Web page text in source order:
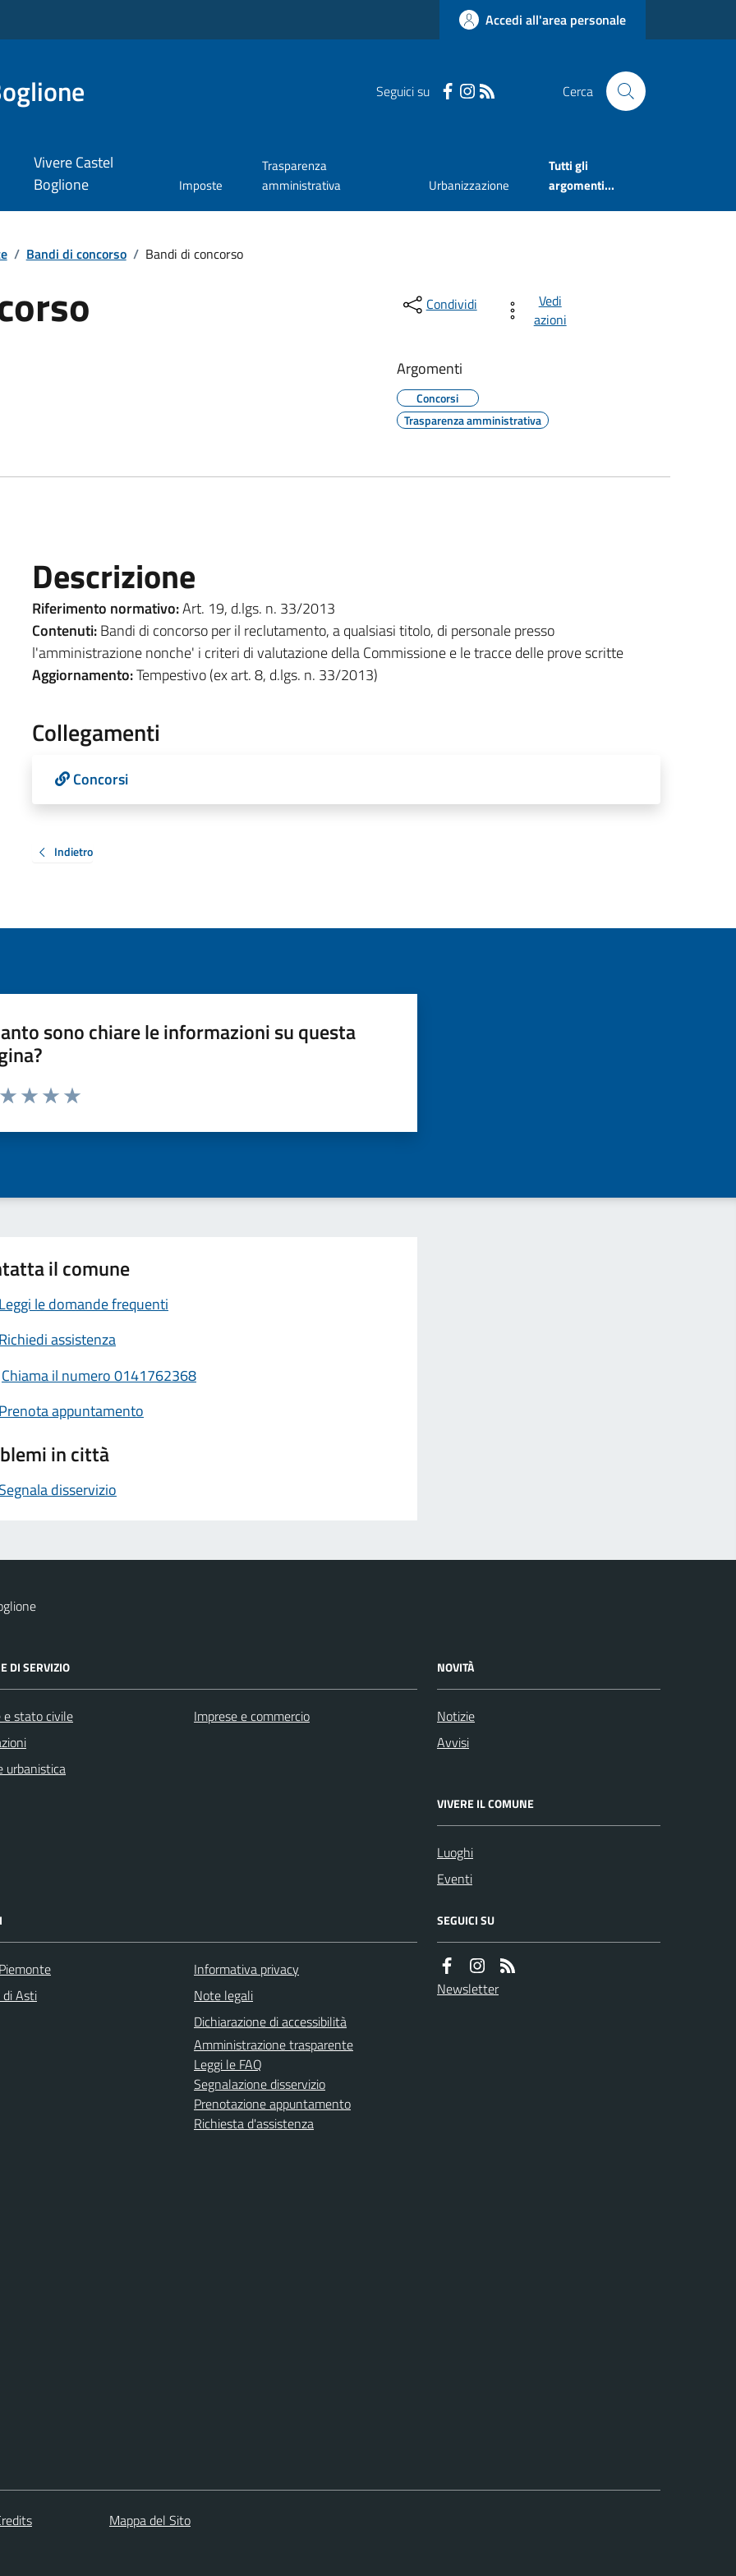
Accedi all'area personale
Seguici su Cerca
Vivere Castel
Boglione
Imposte
Trasparenza
amministrativa
Urbanizzazione
Tutti gli
argomenti...
/ Bandi di concorso / Bandi di concorso
Condividi
Vedi
azioni
Argomenti
Concorsi
Trasparenza amministrativa
Descrizione
Riferimento normativo:Art. 19, d.lgs. n. 33/2013
Contenuti:Bandi di concorso per il reclutamento, a qualsiasi titolo, di personale presso
l'amministrazione nonche' i criteri di valutazione della Commissione e le tracce delle prove scritte
Aggiornamento:Tempestivo (ex art. 8, d.lgs. n. 33/2013)
Collegamenti
Concorsi
Indietro
sono chiare le informazioni su questa
da 1 a 5 stelle la pagina
il comune
Leggi le domande frequenti
Richiedi assistenza
Chiama il numero 0141762368
Prenota appuntamento
in città
Segnala disservizio
DI SERVIZIO
e stato civile
urbanistica
Imprese e commercio
NOVITÀ
Notizie
Avvisi
VIVERE IL COMUNE
Luoghi
Eventi
di Asti
Informativa privacy
Note legali
Dichiarazione di accessibilità
Amministrazione trasparente
Leggi le FAQ
Segnalazione disservizio
Prenotazione appuntamento
Richiesta d'assistenza
SEGUICI SU
Newsletter
Mappa del Sito